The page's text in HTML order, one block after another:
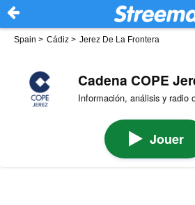
Spain > Cádiz > Jerez De La Frontera
Cadena COPE
Información, análisis y radio
Jouer